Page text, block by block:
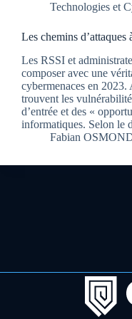
Technologies et
Les chemins
Les RSSI et
composer avec une
cybermenaces en
trouvent les
d’entrée et des «
informatiques. Selon le
Fabian